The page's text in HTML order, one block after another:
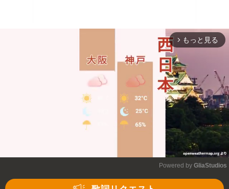
arrow_forward_ios もっと見る
Powered by GliaStudios